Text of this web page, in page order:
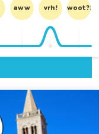
aww vrh! woot?!